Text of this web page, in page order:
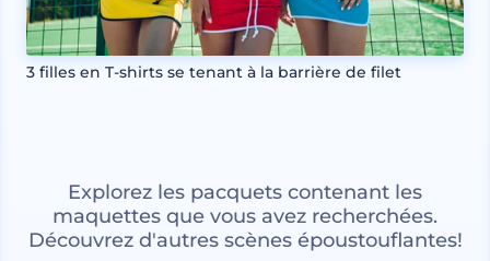
3 filles en T-shirts se tenant à la barrière de filet
Explorez les pacquets contenant les
maquettes que vous avez recherchées.
Découvrez d'autres scènes époustouflantes!